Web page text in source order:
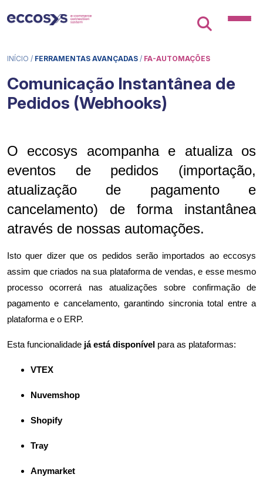
INÍCIO / FERRAMENTAS AVANÇADAS / FA-AUTOMAÇÕES
Comunicação Instantânea de
Pedidos (Webhooks)
O eccosys acompanha e atualiza os
eventos de pedidos (importação,
atualização de pagamento e
cancelamento) de forma instantânea
através de nossas automações.
Isto quer dizer que os pedidos serão importados ao eccosys
assim que criados na sua plataforma de vendas, e esse mesmo
processo ocorrerá nas atualizações sobre confirmação de
pagamento e cancelamento, garantindo sincronia total entre a
plataforma e o ERP.
Esta funcionalidade já está disponível para as plataformas:
VTEX
Nuvemshop
Shopify
Tray
Anymarket